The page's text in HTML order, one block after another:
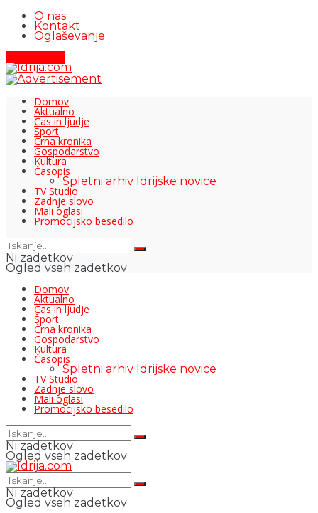
O nas
Kontakt
Oglaševanje
Domov
Aktualno
Čas in ljudje
Šport
Črna kronika
Gospodarstvo
Kultura
Časopis
Spletni arhiv Idrijske novice
TV Studio
Zadnje slovo
Mali oglasi
Promocijsko besedilo
Ni zadetkov
Ogled vseh zadetkov
Domov
Aktualno
Čas in ljudje
Šport
Črna kronika
Gospodarstvo
Kultura
Časopis
Spletni arhiv Idrijske novice
TV Studio
Zadnje slovo
Mali oglasi
Promocijsko besedilo
Ni zadetkov
Ogled vseh zadetkov
Ni zadetkov
Ogled vseh zadetkov